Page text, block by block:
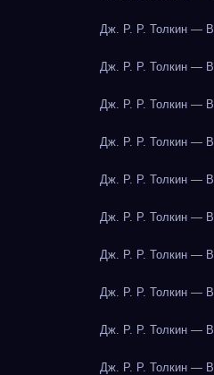
Дж. Р. Р. Толкин —
Дж. Р. Р. Толкин —
Дж. Р. Р. Толкин —
Дж. Р. Р. Толкин —
Дж. Р. Р. Толкин —
Дж. Р. Р. Толкин —
Дж. Р. Р. Толкин —
Дж. Р. Р. Толкин —
Дж. Р. Р. Толкин —
Дж. Р. Р. Толкин —